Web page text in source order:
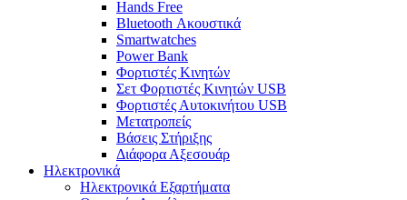
Hands Free
Bluetooth Ακουστικά
Smartwatches
Power Bank
Φορτιστές Κινητών
Σετ Φορτιστές Κινητών USB
Φορτιστές Αυτοκινήτου USB
Μετατροπείς
Βάσεις Στήριξης
Διάφορα Αξεσουάρ
Ηλεκτρονικά
Ηλεκτρονικά Εξαρτήματα